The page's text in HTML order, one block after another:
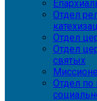
Отдел
Отдел
Отдел
святых
Отдел по